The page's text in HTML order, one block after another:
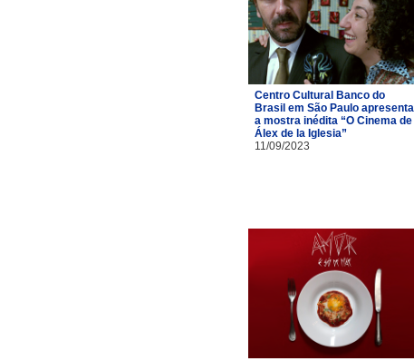
Centro Cultural Banco do
Brasil em São Paulo apresenta
a mostra inédita “O Cinema de
Álex de la Iglesia”
11/09/2023